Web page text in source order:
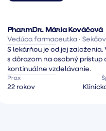
PharmDr. Mária Kováčová
Vedúca farmaceutka · Sekčov
S lekárňou je od jej založenia.
s dôrazom na osobný prístup
kontinuálne vzdelávanie.
Prax
22 rokov